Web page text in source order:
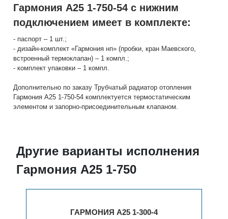
Гармония А25 1-750-54 с нижним
подключением имеет в комплекте:
- паспорт – 1 шт.;
- дизайн-комплект «Гармония нп» (пробки, кран Маевского,
встроенный термоклапан) – 1 компл.;
- комплект упаковки – 1 компл.
Дополнительно по заказу Трубчатый радиатор отопления
Гармония А25 1-750-54 комплектуется термостатическим
элементом и запорно-присоединительным клапаном.
Другие варианты исполнения
Гармония А25 1-750
ГАРМОНИЯ А25 1-300-4